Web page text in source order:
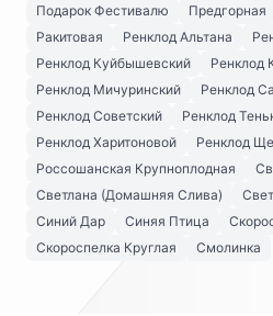
Подарок Фестивалю
Предгорная
Ракитовая
Ренклод Альтана
Ренклод Куйбышевский
Ренклод
Ренклод Мичуринский
Ренклод
Ренклод Советский
Ренклод
Ренклод Харитоновой
Ренклод
Россошанская Крупноплодная
Светлана (Домашняя Слива)
Синий Дар
Синяя Птица
Скороспелка Круглая
Смолинка